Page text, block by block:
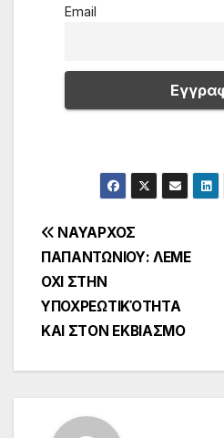
Email
Πλοήγηση
άρθρων
ΝΑΥΑΡΧΟΣ
ΠΑΠΑΝΤΩΝΙΟΥ: ΛΕΜΕ
ΟΧΙ ΣΤΗΝ
ΥΠΟΧΡΕΩΤΙΚΌΤΗΤΑ
ΚΑΙ ΣΤΟΝ ΕΚΒΙΑΣΜΟ